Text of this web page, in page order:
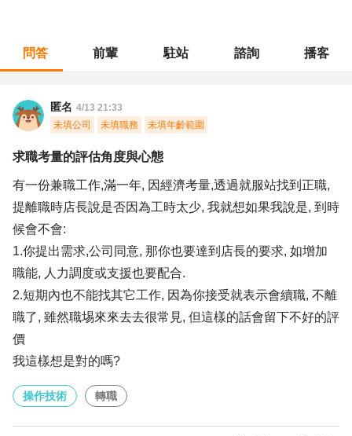
問答 前輩 駐站 諮詢 播客
匿名 4/13 21:33
未填公司
未填職務 未填年齡範圍
求職考量的評估角度與心態
有一份兼職工作,滿一年, 因經濟考量,透過就服站找到正職,
提離職時店長說是否因為工時太少, 我就想如果我說是, 到時
候會不會:
1.你提出需求,公司同意, 那你也要達到店長的要求, 如增加
職能, 人力調度或支援也要配合.
2.短期內也不能找其它工作, 因為你接受就表示會續職, 不離
職了, 雖然職埸來來去去很常見, 但這樣的話會留下不好的評
價
我這樣想是對的嗎?
操作技術 轉職